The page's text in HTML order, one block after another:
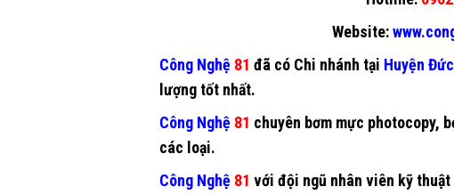
Website:
Công Nghệ 81 đã có Chi nhánh tại Huyện
lượng tốt nhất.
Công Nghệ 81 chuyên bơm mực photocopy,
các loại.
Công Nghệ 81 với đội ngũ nhân viên kỹ